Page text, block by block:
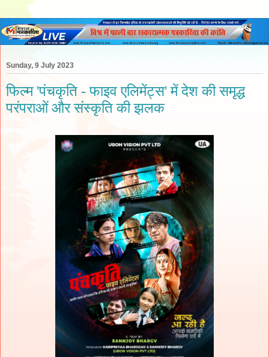
Sunday, 9 July 2023
फिल्म 'पंचकृति - फाइव एलिमेंट्स' में देश की समृद्ध
परंपराओं और संस्कृति की झलक